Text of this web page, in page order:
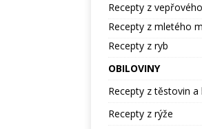
Recepty z
Recepty z mletého
Recepty z ryb
OBILOVINY
Recepty z těstovin a
Recepty z rýže